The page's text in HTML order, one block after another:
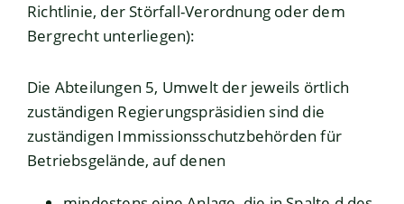
Richtlinie, der Störfall-Verordnung oder dem
Bergrecht unterliegen):
Die Abteilungen 5, Umwelt der jeweils örtlich
zuständigen Regierungspräsidien sind die
zuständigen Immissionsschutzbehörden für
Betriebsgelände, auf denen